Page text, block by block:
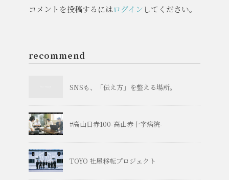
コメントを投稿するにはログインしてください。
recommend
SNSも、「伝え方」を整える場所。
#高山日赤100-高山赤十字病院-
TOYO 社屋移転プロジェクト